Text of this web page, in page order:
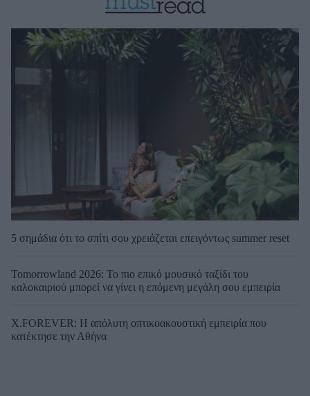
5 σημάδια ότι το σπίτι σου χρειάζεται επειγόντως summer reset
Tomorrowland 2026: Το πιο επικό μουσικό ταξίδι του
καλοκαιριού μπορεί να γίνει η επόμενη μεγάλη σου εμπειρία
X.FOREVER: Η απόλυτη οπτικοακουστική εμπειρία που
κατέκτησε την Αθήνα